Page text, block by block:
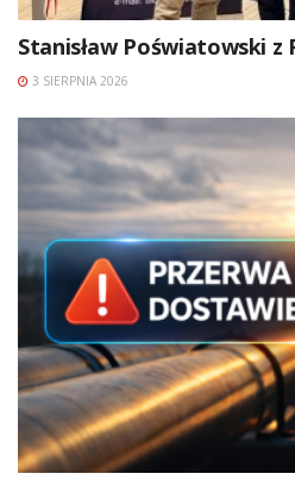
Stanisław Poświatowski z
3 SIERPNIA 2026